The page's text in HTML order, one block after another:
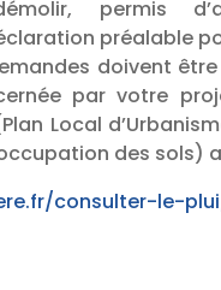
permis
préalable
doivent
par votre
Local
des sols)
consulter-le-